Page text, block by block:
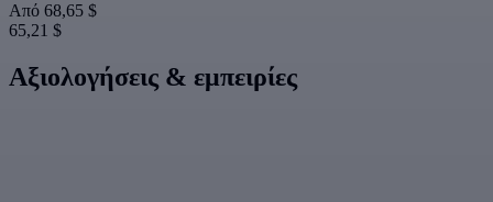
Από 68,65 $
65,21 $
Αξιολογήσεις & εμπειρίες